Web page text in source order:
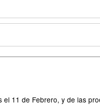
11 de Febrero, y de las